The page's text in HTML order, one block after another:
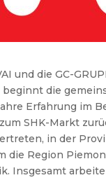
und die GC-
die
Erfahrung im
SHK-Markt
in der
Region
Insgesamt